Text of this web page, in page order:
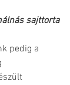
sajttorta
pedig a